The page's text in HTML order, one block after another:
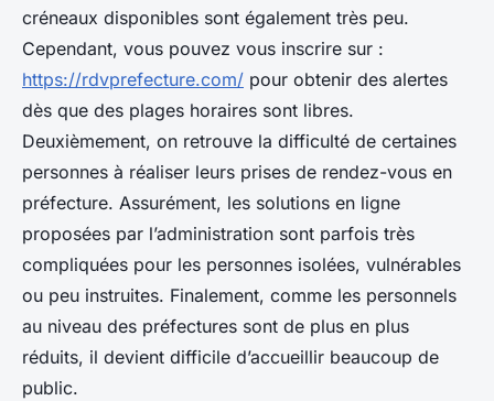
créneaux disponibles sont également très peu.
Cependant, vous pouvez vous inscrire sur :
https://rdvprefecture.com/ pour obtenir des alertes
dès que des plages horaires sont libres.
Deuxièmement, on retrouve la difficulté de certaines
personnes à réaliser leurs prises de rendez-vous en
préfecture. Assurément, les solutions en ligne
proposées par l’administration sont parfois très
compliquées pour les personnes isolées, vulnérables
ou peu instruites. Finalement, comme les personnels
au niveau des préfectures sont de plus en plus
réduits, il devient difficile d’accueillir beaucoup de
public.